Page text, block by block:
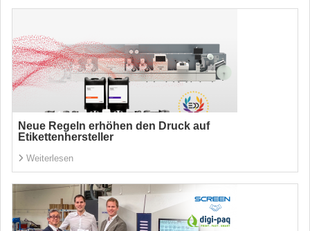
Neue Regeln erhöhen den Druck auf
Etikettenhersteller
Weiterlesen